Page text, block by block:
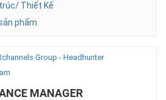
Thiết Kế
phẩm
Group - Headhunter
MANAGER